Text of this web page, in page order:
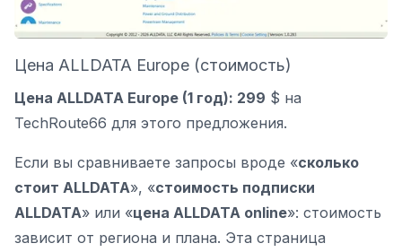
Цена ALLDATA Europe (стоимость)
Цена ALLDATA Europe (1 год): 299 $ на
TechRoute66 для этого предложения.
Если вы сравниваете запросы вроде «сколько
стоит ALLDATA», «стоимость подписки
ALLDATA» или «цена ALLDATA online»: стоимость
зависит от региона и плана. Эта страница